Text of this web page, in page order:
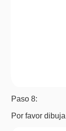
Paso 8:
Por favor